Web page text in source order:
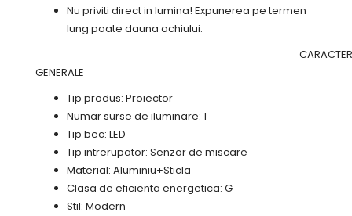
Nu priviti direct in lumina! Expunerea pe termen
lung poate dauna ochiului.
GENERALE
Tip produs: Proiector
Numar surse de iluminare: 1
Tip bec: LED
Tip intrerupator: Senzor de miscare
Material: Aluminiu+Sticla
Clasa de eficienta energetica: G
Stil: Modern